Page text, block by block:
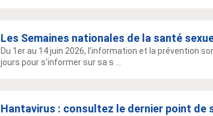
Les Semaines nationales de la santé
Du 1er au 14 juin 2026, l’information et la prévention
jours pour s'informer sur sa s ...
Hantavirus : consultez le dernier point de